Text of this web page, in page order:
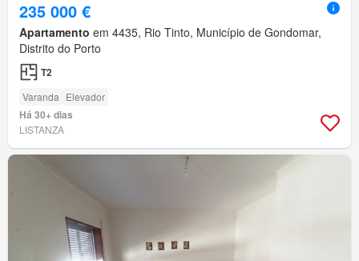
235 000 €
Apartamento em 4435, Rio Tinto, Município de Gondomar,
Distrito do Porto
T2
Varanda Elevador
Há 30+ dias
LISTANZA